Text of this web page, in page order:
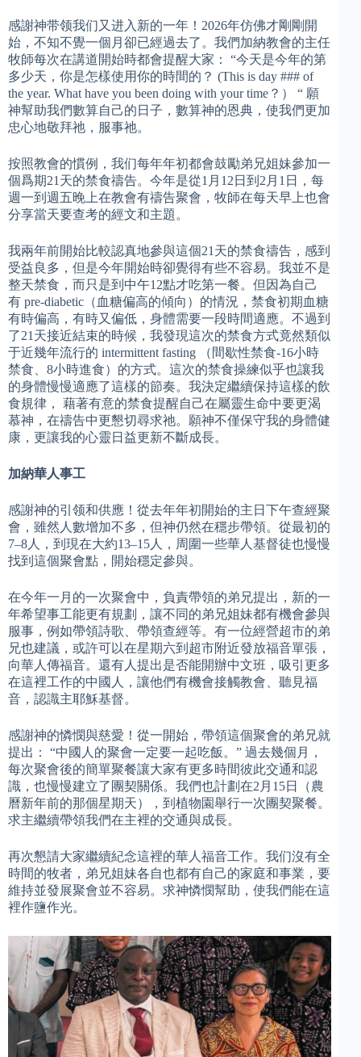
感謝神带领我们又进入新的一年！2026年仿佛才剛剛開
始，不知不覺一個月卻已經過去了。我們加納教會的主任
牧師每次在講道開始時都會提醒大家： “今天是今年的第
多少天，你是怎樣使用你的時間的？ (This is day ### of
the year. What have you been doing with your time？） “ 願
神幫助我們數算自己的日子，數算神的恩典，使我們更加
忠心地敬拜祂，服事祂。
按照教會的慣例，我们每年年初都會鼓勵弟兄姐妹參加一
個爲期21天的禁食禱告。今年是從1月12日到2月1日，每
週一到週五晚上在教會有禱告聚會，牧師在每天早上也會
分享當天要查考的經文和主題。
我兩年前開始比較認真地參與這個21天的禁食禱告，感到
受益良多，但是今年開始時卻覺得有些不容易。我並不是
整天禁食，而只是到中午12點才吃第一餐。但因為自己
有 pre-diabetic（血糖偏高的傾向）的情況，禁食初期血糖
有時偏高，有時又偏低，身體需要一段時間適應。不過到
了21天接近結束的時候，我發現這次的禁食方式竟然類似
于近幾年流行的 intermittent fasting （間歇性禁食-16小時
禁食、8小時進食）的方式。這次的禁食操練似乎也讓我
的身體慢慢適應了這樣的節奏。我決定繼續保持這樣的飲
食規律， 藉著有意的禁食提醒自己在屬靈生命中要更渴
慕神，在禱告中更懇切尋求祂。願神不僅保守我的身體健
康，更讓我的心靈日益更新不斷成長。
加納華人事工
感謝神的引领和供應！從去年年初開始的主日下午查經聚
會，雖然人數增加不多，但神仍然在穩步帶領。從最初的
7–8人，到現在大約13–15人，周圍一些華人基督徒也慢慢
找到這個聚會點，開始穩定參與。
在今年一月的一次聚會中，負責帶領的弟兄提出，新的一
年希望事工能更有規劃，讓不同的弟兄姐妹都有機會參與
服事，例如帶領詩歌、帶領查經等。有一位經營超市的弟
兄也建議，或許可以在星期六到超市附近發放福音單張，
向華人傳福音。還有人提出是否能開辦中文班，吸引更多
在這裡工作的中國人，讓他們有機會接觸教會、聽見福
音，認識主耶穌基督。
感謝神的憐憫與慈愛！從一開始，帶領這個聚會的弟兄就
提出： “中國人的聚會一定要一起吃飯。” 過去幾個月，
每次聚會後的簡單聚餐讓大家有更多時間彼此交通和認
識，也慢慢建立了團契關係。我們也計劃在2月15日（農
曆新年前的那個星期天），到植物園舉行一次團契聚餐。
求主繼續帶領我們在主裡的交通與成長。
再次懇請大家繼續紀念這裡的華人福音工作。我们沒有全
時間的牧者，弟兄姐妹各自也都有自己的家庭和事業，要
維持並發展聚會並不容易。求神憐憫幫助，使我們能在這
裡作鹽作光。